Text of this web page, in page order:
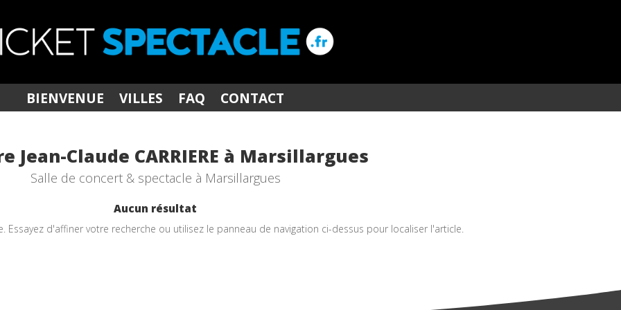
BIENVENUE VILLES FAQ CONTACT
Jean-Claude CARRIERE à Marsillargues
Salle de concert & spectacle à Marsillargues
Aucun résultat
Essayez d'affiner votre recherche ou utilisez le panneau de navigation ci-dessus pour localiser l'article.